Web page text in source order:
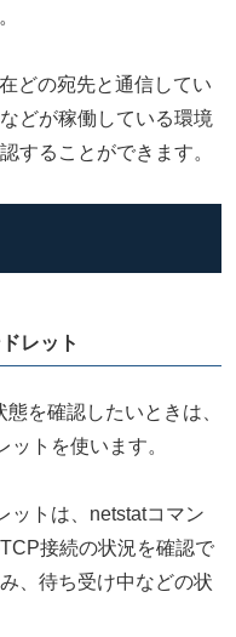
どの宛先と通信してい
どが稼働している環境
することができます。
レット
を確認したいときは、
トを使います。
ットは、netstatコマン
接続の状況を確認で
、待ち受け中などの状